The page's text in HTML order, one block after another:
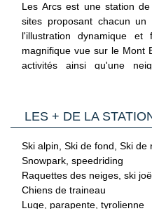
Aéroports de Chambéry,
Les Arcs est une station
sites proposant chacun
l'illustration dynamique
magnifique vue sur le Mont
activités ainsi qu'une
domaine de Paradiski. La
ensoleillement optimal,
(Charvet, Chantel, Villards
s'offrent à vous.
LES + DE LA
Ski alpin, Ski de fond, Ski de
Snowpark, speedriding
Raquettes des neiges, ski
Chiens de traineau
Luge, parapente, tyrolienne